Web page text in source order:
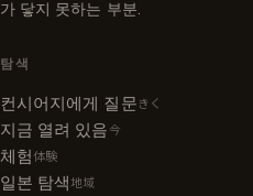
가 닿지 못하는 부분.
탐색
컨시어지에게 질문きく
지금 열려 있음今
체험体験
일본 탐색地域